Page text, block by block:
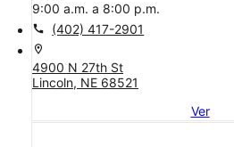
9:00 a.m. a 8:00 p.m.
call (402) 417-2901
location_on
4900 N 27th St
Lincoln, NE 68521
Ver